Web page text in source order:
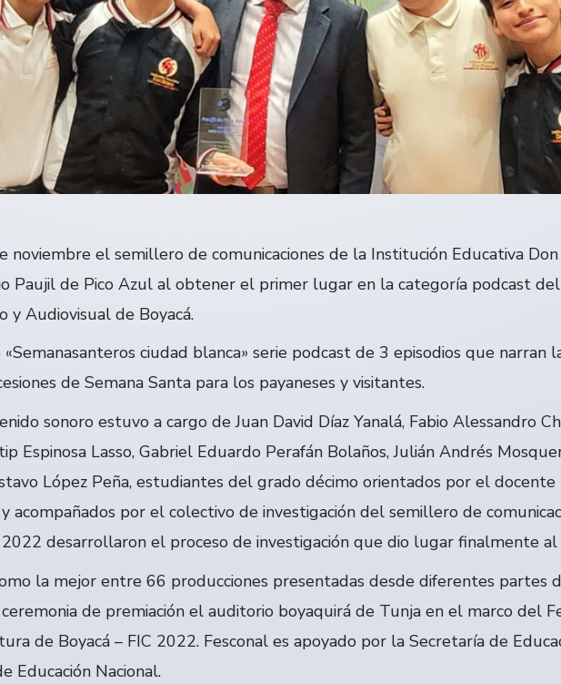
noviembre el semillero de comunicaciones de la Institución Educativa
Paujil de Pico Azul al obtener el primer lugar en la categoría podcast
y Audiovisual de Boyacá.
ciudad blanca» serie podcast de 3 episodios que narran
de Semana Santa para los payaneses y visitantes.
sonoro estuvo a cargo de Juan David Díaz Yanalá, Fabio Alessandro
Espinosa Lasso, Gabriel Eduardo Perafán Bolaños, Julián Andrés
López Peña, estudiantes del grado décimo orientados por el docente
acompañados por el colectivo de investigación del semillero de
desarrollaron el proceso de investigación que dio lugar finalmente al
la mejor entre 66 producciones presentadas desde diferentes partes
de premiación el auditorio boyaquirá de Tunja en el marco del
de Boyacá – FIC 2022. Fesconal es apoyado por la Secretaría de
Educación Nacional.